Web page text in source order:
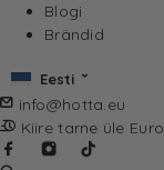
Blogi
Brändid
Eesti
info@hotta.eu
Kiire tarne üle